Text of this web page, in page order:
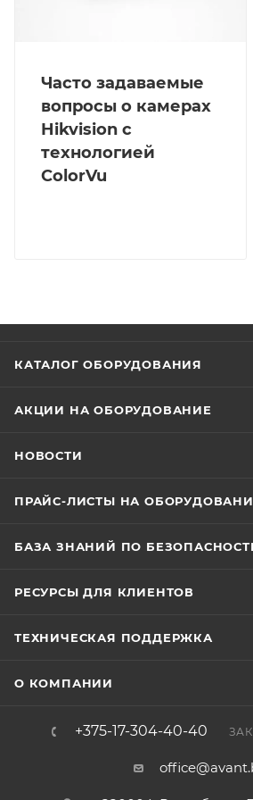
Часто задаваемые
вопросы о камерах
Hikvision с
технологией
ColorVu
КАТАЛОГ ОБОРУДОВАНИЯ
АКЦИИ НА ОБОРУДОВАНИЕ
НОВОСТИ
ПРАЙС-ЛИСТЫ НА
БАЗА ЗНАНИЙ ПО
РЕСУРСЫ ДЛЯ КЛИЕНТОВ
ТЕХНИЧЕСКАЯ ПОДДЕРЖКА
О КОМПАНИИ
+375-17-304-40-40